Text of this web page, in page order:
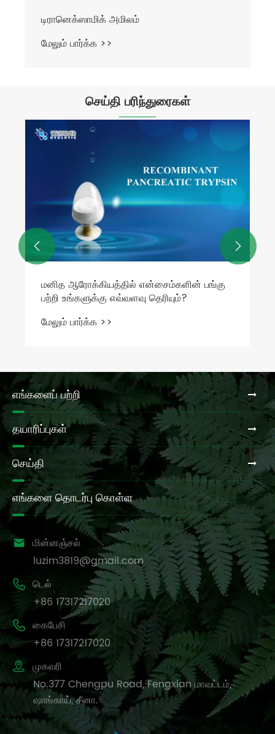
டிரானெக்ஸாமிக் அமிலம்
மேலும் பார்க்க >>
செய்தி பரிந்துரைகள்
மனித ஆரோக்கியத்தில் என்சைம்களின் பங்கு
பற்றி உங்களுக்கு எவ்வளவு தெரியும்?
மேலும் பார்க்க >>
 
எங்களைப் பற்றி
தயாரிப்புகள்
செய்தி
எங்களை தொடர்பு கொள்ள
 மின்னஞ்சல்
luzim3819@gmail.com
 டெல்
+86 17317217020
 கைபேசி
+86 17317217020
 முகவரி
No.377 Chengpu Road, Fengxian மாவட்டம்,
ஷாங்காய், சீனா.